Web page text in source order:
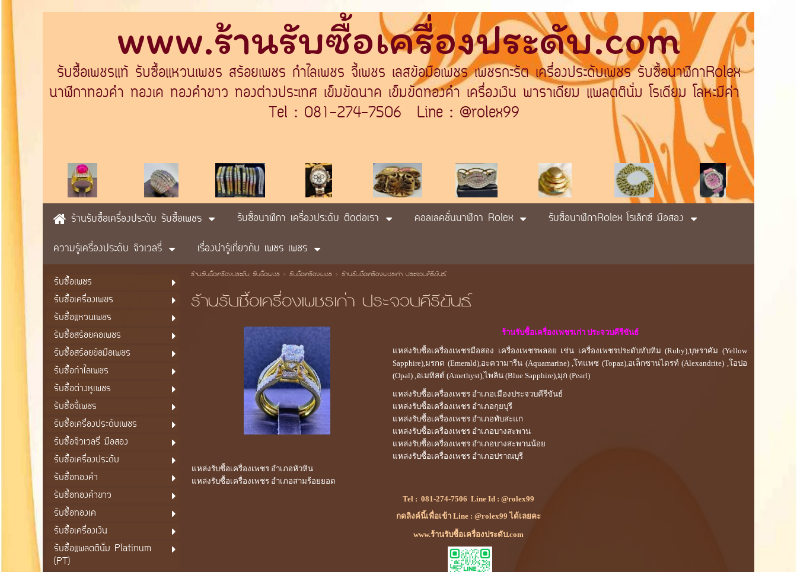
www.ร้านรับซื้อเครื่องประดับ.com
รับซื้อเพชรแท้ รับซื้อแหวนเพชร สร้อยเพชร กำไลเพชร จี้เพชร เลสข้อมือเพชร เพชรกะรัต เครื่องประดับเพชร รับซื้อนาฬิกาRolex
นาฬิกาทองคำ ทองเค ทองคำขาว ทองต่างประเทศ เข็มขัดนาค เข็มขัดทองคำ เครื่องเงิน พาราเดียม แพลตตินั่ม โรเดียม โลหะมีค่า
Tel : 081-274-7506 Line : @rolex99
ร้านรับซื้อเครื่องประดับ รับซื้อเพชร รับซื้อนาฬิกา เครื่องประดับ ติดต่อเรา คอลเลคชั่นนาฬิกา Rolex
รับซื้อนาฬิกาRolex โรเล็กซ์ มือสอง
ความรู้เครื่องประดับ จิวเวลรี่
เรื่องน่ารู้เกี่ยวกับ เพชร เพชร
รับซื้อเพชร
รับซื้อเครื่องเพชร
รับซื้อแหวนเพชร
รับซื้อสร้อยคอเพชร
รับซื้อสร้อยข้อมือเพชร
รับซื้อกำไลเพชร
รับซื้อต่างหูเพชร
รับซื้อจี้เพชร
รับซื้อเครื่องประดับเพชร
รับซื้อจิวเวลรี่ มือสอง
รับซื้อเครื่องประดับ
รับซื้อทองคำ
รับซื้อทองคำขาว
รับซื้อทองเค
รับซื้อเครื่องเงิน
รับซื้อแพลตตินั่ม Platinum
(PT)
ร้านรับซื้อเครื่องประดับ รับซื้อเพชร> รับซื้อเครื่องเพชร> ร้านรับซื้อเครื่องเพชรเก่า ประจวบคีรีขันธ์
ร้านรับซื้อเครื่องเพชรเก่า ประจวบคีรีขันธ์
ร้านรับซื้อเครื่องเพชรเก่า ประจวบคีรีขันธ์
แหล่งรับซื้อเครื่องเพชรมือสอง เครื่องเพชรพลอย เช่น เครื่องเพชรประดับทับทิม (Ruby),บุษราคัม (Yellow
Sapphire),มรกต (Emerald),อะความารีน (Aquamarine) ,โทแพซ (Topaz),อเล็กซานไดรท์ (Alexandrite) ,โอปอ
(Opal) ,อเมทิสต์ (Amethyst),ไพลิน (Blue Sapphire),มุก (Pearl)
แหล่งรับซื้อเครื่องเพชร อำเภอเมืองประจวบคีรีขันธ์
แหล่งรับซื้อเครื่องเพชร อำเภอกุยบุรี
แหล่งรับซื้อเครื่องเพชร อำเภอทับสะแก
แหล่งรับซื้อเครื่องเพชร อำเภอบางสะพาน
แหล่งรับซื้อเครื่องเพชร อำเภอบางสะพานน้อย
แหล่งรับซื้อเครื่องเพชร อำเภอปราณบุรี
แหล่งรับซื้อเครื่องเพชร อำเภอหัวหิน
แหล่งรับซื้อเครื่องเพชร อำเภอสามร้อยยอด
Tel : 081-274-7506 Line Id : @rolex99
กดลิงค์นี้เพื่อเข้า Line : @rolex99 ได้เลยคะ
www.ร้านรับซื้อเครื่องประดับ.com